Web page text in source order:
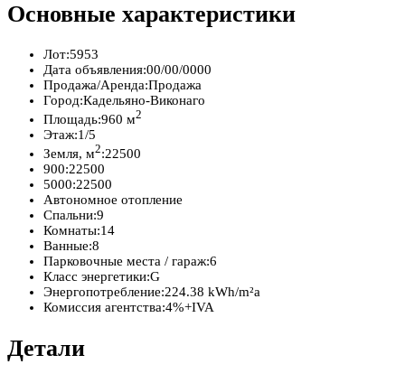
Основные характеристики
Лот:5953
Дата объявления:00/00/0000
Продажа/Аренда:Продажа
Город:Кадельяно-Виконаго
Площадь:960 м2
Этаж:1/5
Земля, м2:22500
900:22500
5000:22500
Автономное отопление
Спальни:9
Комнаты:14
Ванные:8
Парковочные места / гараж:6
Класс энергетики:G
Энергопотребление:224.38 kWh/m²a
Комиссия агентства:4%+IVA
Детали